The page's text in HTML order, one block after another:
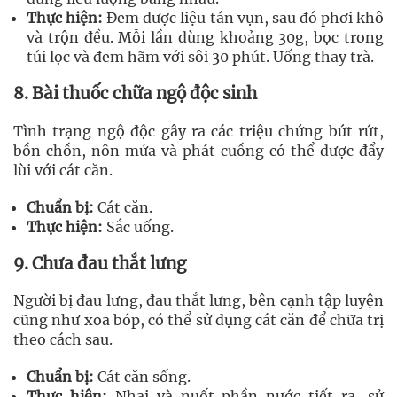
Thực hiện: Đem dược liệu tán vụn, sau đó phơi khô
và trộn đều. Mỗi lần dùng khoảng 30g, bọc trong
túi lọc và đem hãm với sôi 30 phút. Uống thay trà.
8. Bài thuốc chữa ngộ độc sinh
Tình trạng ngộ độc gây ra các triệu chứng bứt rứt,
bồn chồn, nôn mửa và phát cuồng có thể dược đẩy
lùi với cát căn.
Chuẩn bị: Cát căn.
Thực hiện: Sắc uống.
9. Chưa đau thắt lưng
Người bị đau lưng, đau thắt lưng, bên cạnh tập luyện
cũng như xoa bóp, có thể sử dụng cát căn để chữa trị
theo cách sau.
Chuẩn bị: Cát căn sống.